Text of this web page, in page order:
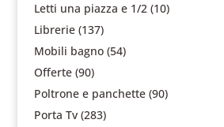
Letti una piazza e 1/2 (10)
Librerie (137)
Mobili bagno (54)
Offerte (90)
Poltrone e panchette (90)
Porta Tv (283)